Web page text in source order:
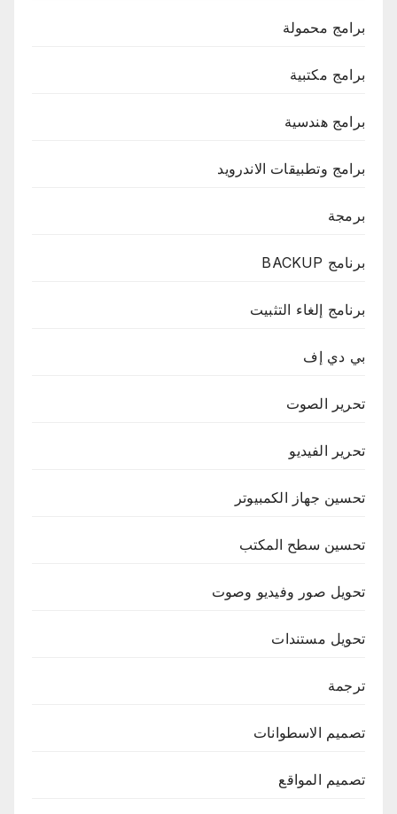
برامج محمولة
برامج مكتبية
برامج هندسية
برامج وتطبيقات الاندرويد
برمجة
برنامج BACKUP
برنامج إلغاء التثبيت
بي دي إف
تحرير الصوت
تحرير الفيديو
تحسين جهاز الكمبيوتر
تحسين سطح المكتب
تحويل صور وفيديو وصوت
تحويل مستندات
ترجمة
تصميم الاسطوانات
تصميم المواقع